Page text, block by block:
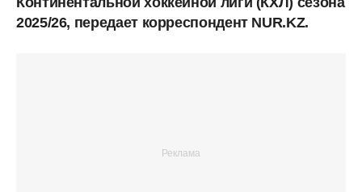
2025/26, передает корреспондент NUR.KZ.